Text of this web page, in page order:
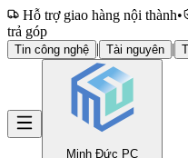
Hỗ trợ giao hàng nội thành•
trả góp
Tin công nghệ | Tài nguyên |
Minh Đức PC